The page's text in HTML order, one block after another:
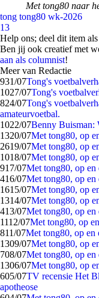
Met tong80 naar
tong tong80 wk-2026
13
Help ons; deel dit item
Ben jij ook creatief met
aan als columnist!
Meer van Redactie
931/07Tong's
1027/07Tong's
824/07Tong's
amateurvoetbal.
1022/07Benny Buisman:
1320/07Met tong80, op
2619/07Met tong80, op
1018/07Met tong80, op
917/07Met tong80, op
416/07Met tong80, op
1615/07Met tong80, op
1314/07Met tong80, op
413/07Met tong80, op
1112/07Met tong80, op
811/07Met tong80, op
1309/07Met tong80, op
708/07Met tong80, op
1306/07Met tong80, op
605/07TV recensie Het
apotheose